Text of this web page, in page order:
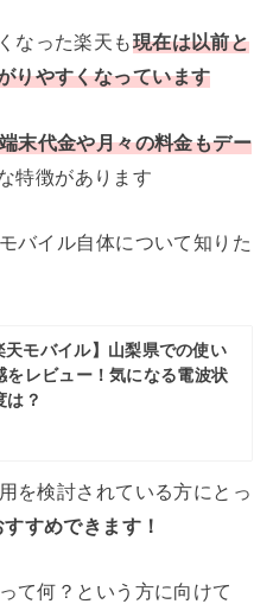
なった楽天も現在は以前と
りやすくなっています
末代金や月々の料金もデー
特徴があります
バイル自体について知りた
天モバイル】山梨県での使い
をレビュー！気になる電波状
は？
を検討されている方にとっ
すめできます！
て何？という方に向けて